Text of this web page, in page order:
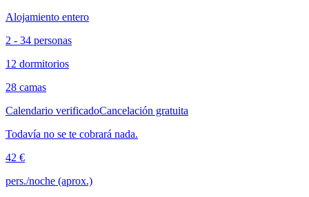
Alojamiento entero
2 - 34 personas
12 dormitorios
28 camas
Calendario verificadoCancelación gratuita
Todavía no se te cobrará nada.
42 €
pers./noche (aprox.)